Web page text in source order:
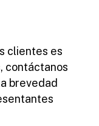
clientes es
contáctanos
brevedad